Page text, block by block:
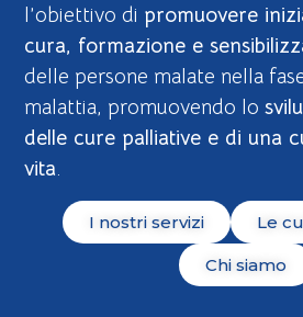
l’obiettivo di promuovere
cura, formazione e
delle persone malate nella
malattia, promuovendo lo
delle cure palliative e di una
vita.
I nostri servizi Le
Chi siamo